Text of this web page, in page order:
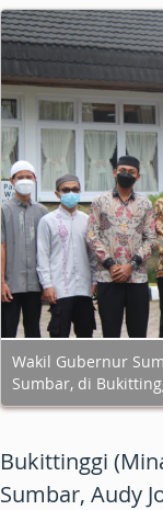
Wakil Gubernur
Sumbar, di
Bukittinggi
Sumbar, Audy